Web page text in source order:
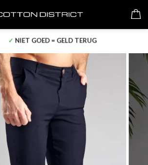
NIET GOED = GELD TERUG